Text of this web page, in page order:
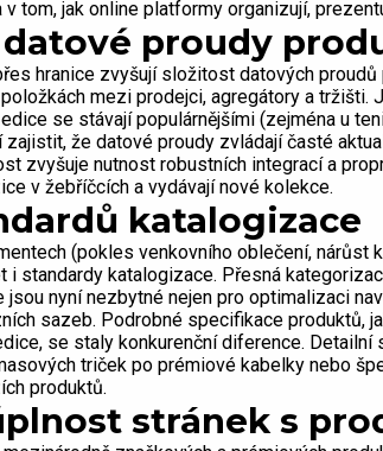
tom, jak online platformy organizují,
datové proudy
hranice zvyšují složitost datových
mezi prodejci, agregátory a
se stávají populárnějšími (zejména u
že datové proudy zvládají časté
zvyšuje nutnost robustních integrací a
v žebříčcích a vydávají nové kolekce.
katalogizace
(pokles venkovního oblečení, nárůst
i standardy katalogizace. Přesná
nyní nezbytné nejen pro optimalizaci
sazeb. Podrobné specifikace produktů,
se staly konkurenční diference. Detailní
triček po prémiové kabelky nebo
produktů.
stránek s